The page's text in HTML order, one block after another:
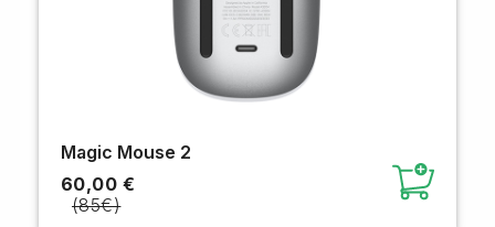
Magic Mouse 2
60,00 €
(85€)